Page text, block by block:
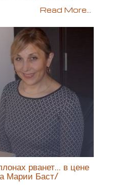
Read More...
рванет… в цене
Марии Баст/